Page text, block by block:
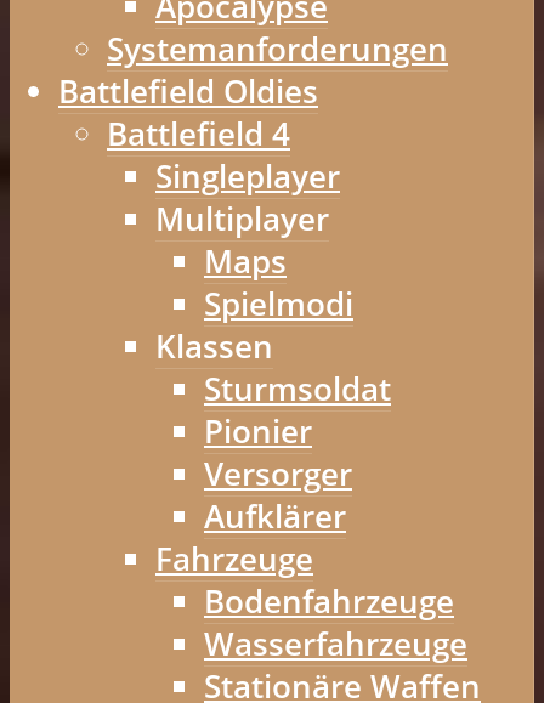
Systemanforderungen
Battlefield Oldies
Battlefield 4
Singleplayer
Multiplayer
Maps
Spielmodi
Klassen
Sturmsoldat
Pionier
Versorger
Aufklärer
Fahrzeuge
Bodenfahrzeuge
Wasserfahrzeuge
Stationäre Waffen